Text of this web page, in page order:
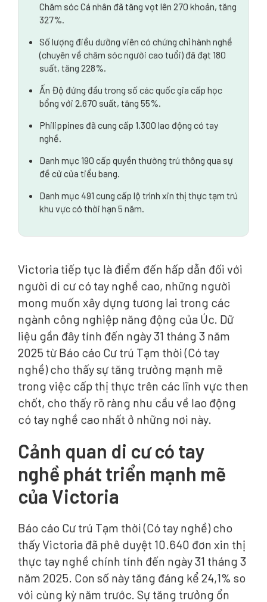
Chăm sóc Cá nhân đã tăng vọt lên 270 khoản, tăng
327%.
Số lượng điều dưỡng viên có chứng chỉ hành nghề
(chuyên về chăm sóc người cao tuổi) đã đạt 180
suất, tăng 228%.
Ấn Độ đứng đầu trong số các quốc gia cấp học
bổng với 2.670 suất, tăng 55%.
Philippines đã cung cấp 1.300 lao động có tay
nghề.
Danh mục 190 cấp quyền thường trú thông qua sự
đề cử của tiểu bang.
Danh mục 491 cung cấp lộ trình xin thị thực tạm trú
khu vực có thời hạn 5 năm.
Victoria tiếp tục là điểm đến hấp dẫn đối với
người di cư có tay nghề cao, những người
mong muốn xây dựng tương lai trong các
ngành công nghiệp năng động của Úc. Dữ
liệu gần đây tính đến ngày 31 tháng 3 năm
2025 từ Báo cáo Cư trú Tạm thời (Có tay
nghề) cho thấy sự tăng trưởng mạnh mẽ
trong việc cấp thị thực trên các lĩnh vực then
chốt, cho thấy rõ ràng nhu cầu về lao động
có tay nghề cao nhất ở những nơi này.
Cảnh quan di cư có tay
nghề phát triển mạnh mẽ
của Victoria
Báo cáo Cư trú Tạm thời (Có tay nghề) cho
thấy Victoria đã phê duyệt 10.640 đơn xin thị
thực tay nghề chính tính đến ngày 31 tháng 3
năm 2025. Con số này tăng đáng kể 24,1% so
với cùng kỳ năm trước. Sự tăng trưởng ổn